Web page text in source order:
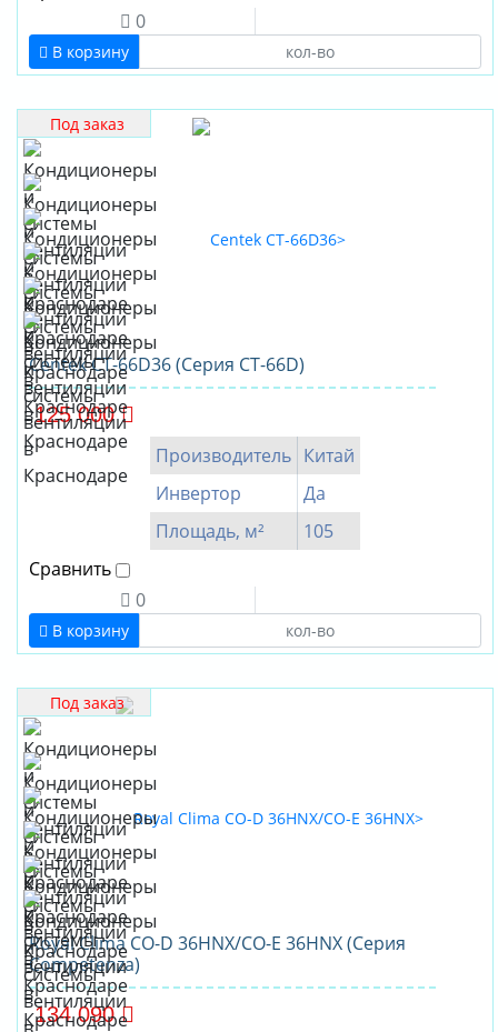
0
В корзину
Под заказ
Centek CT-66D36 (Серия CT-66D)
125 000
Производитель Китай
Инвертор
Да
Площадь, м²
105
Сравнить
0
В корзину
Под заказ
Royal Clima CO-D 36HNX/CO-E 36HNX (Серия
Competenza)
134 090